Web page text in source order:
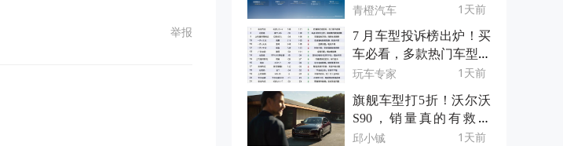
举报
树15万级SUV价值标杆
青橙汽车 1天前
7 月车型投诉榜出炉！买
车必看，多款热门车型上
榜
玩车专家 1天前
旗舰车型打5折！沃尔沃
S90，销量真的有救了
吗？
邱小铖 1天前